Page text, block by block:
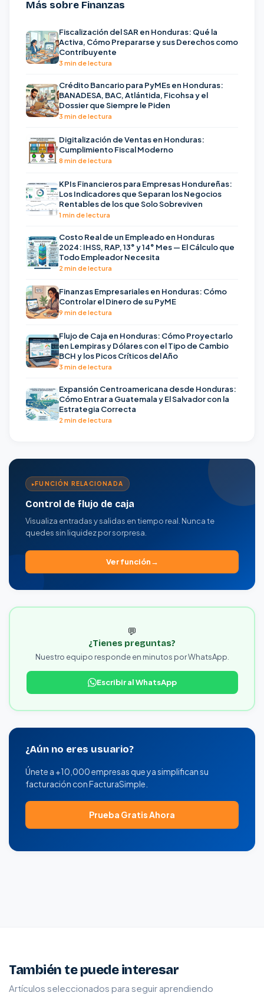
Más sobre Finanzas
Fiscalización del SAR en Honduras: Qué la
Activa, Cómo Prepararse y sus Derechos como
Contribuyente
3 min de lectura
Crédito Bancario para PyMEs en Honduras:
BANADESA, BAC, Atlántida, Ficohsa y el
Dossier que Siempre le Piden
3 min de lectura
Digitalización de Ventas en Honduras:
Cumplimiento Fiscal Moderno
8 min de lectura
KPIs Financieros para Empresas Hondureñas:
Los Indicadores que Separan los Negocios
Rentables de los que Solo Sobreviven
1 min de lectura
Costo Real de un Empleado en Honduras
2024: IHSS, RAP, 13° y 14° Mes — El Cálculo que
Todo Empleador Necesita
2 min de lectura
Finanzas Empresariales en Honduras: Cómo
Controlar el Dinero de su PyME
9 min de lectura
Flujo de Caja en Honduras: Cómo Proyectarlo
en Lempiras y Dólares con el Tipo de Cambio
BCH y los Picos Críticos del Año
3 min de lectura
Expansión Centroamericana desde Honduras:
Cómo Entrar a Guatemala y El Salvador con la
Estrategia Correcta
2 min de lectura
FUNCIÓN RELACIONADA
Control de flujo de caja
Visualiza entradas y salidas en tiempo real. Nunca te
quedes sin liquidez por sorpresa.
Ver función
💬
¿Tienes preguntas?
Nuestro equipo responde en minutos por WhatsApp.
Escribir al WhatsApp
¿Aún no eres usuario?
Únete a +10,000 empresas que ya simplifican su
facturación con FacturaSimple.
Prueba Gratis Ahora
También te puede interesar
Artículos seleccionados para seguir aprendiendo